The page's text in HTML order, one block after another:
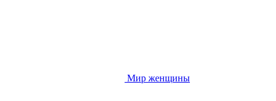
Мир женщины